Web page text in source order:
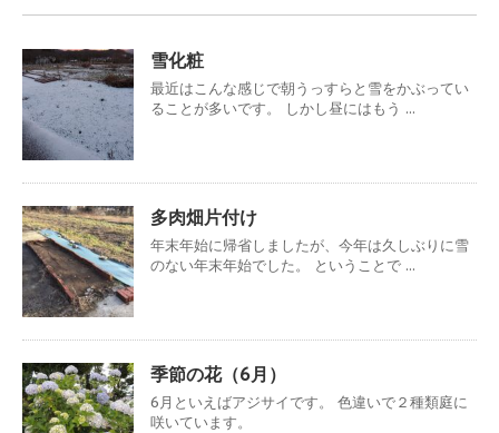
雪化粧
最近はこんな感じで朝うっすらと雪をかぶってい
ることが多いです。 しかし昼にはもう ...
多肉畑片付け
年末年始に帰省しましたが、今年は久しぶりに雪
のない年末年始でした。 ということで ...
季節の花（6月）
6月といえばアジサイです。 色違いで２種類庭に
咲いています。